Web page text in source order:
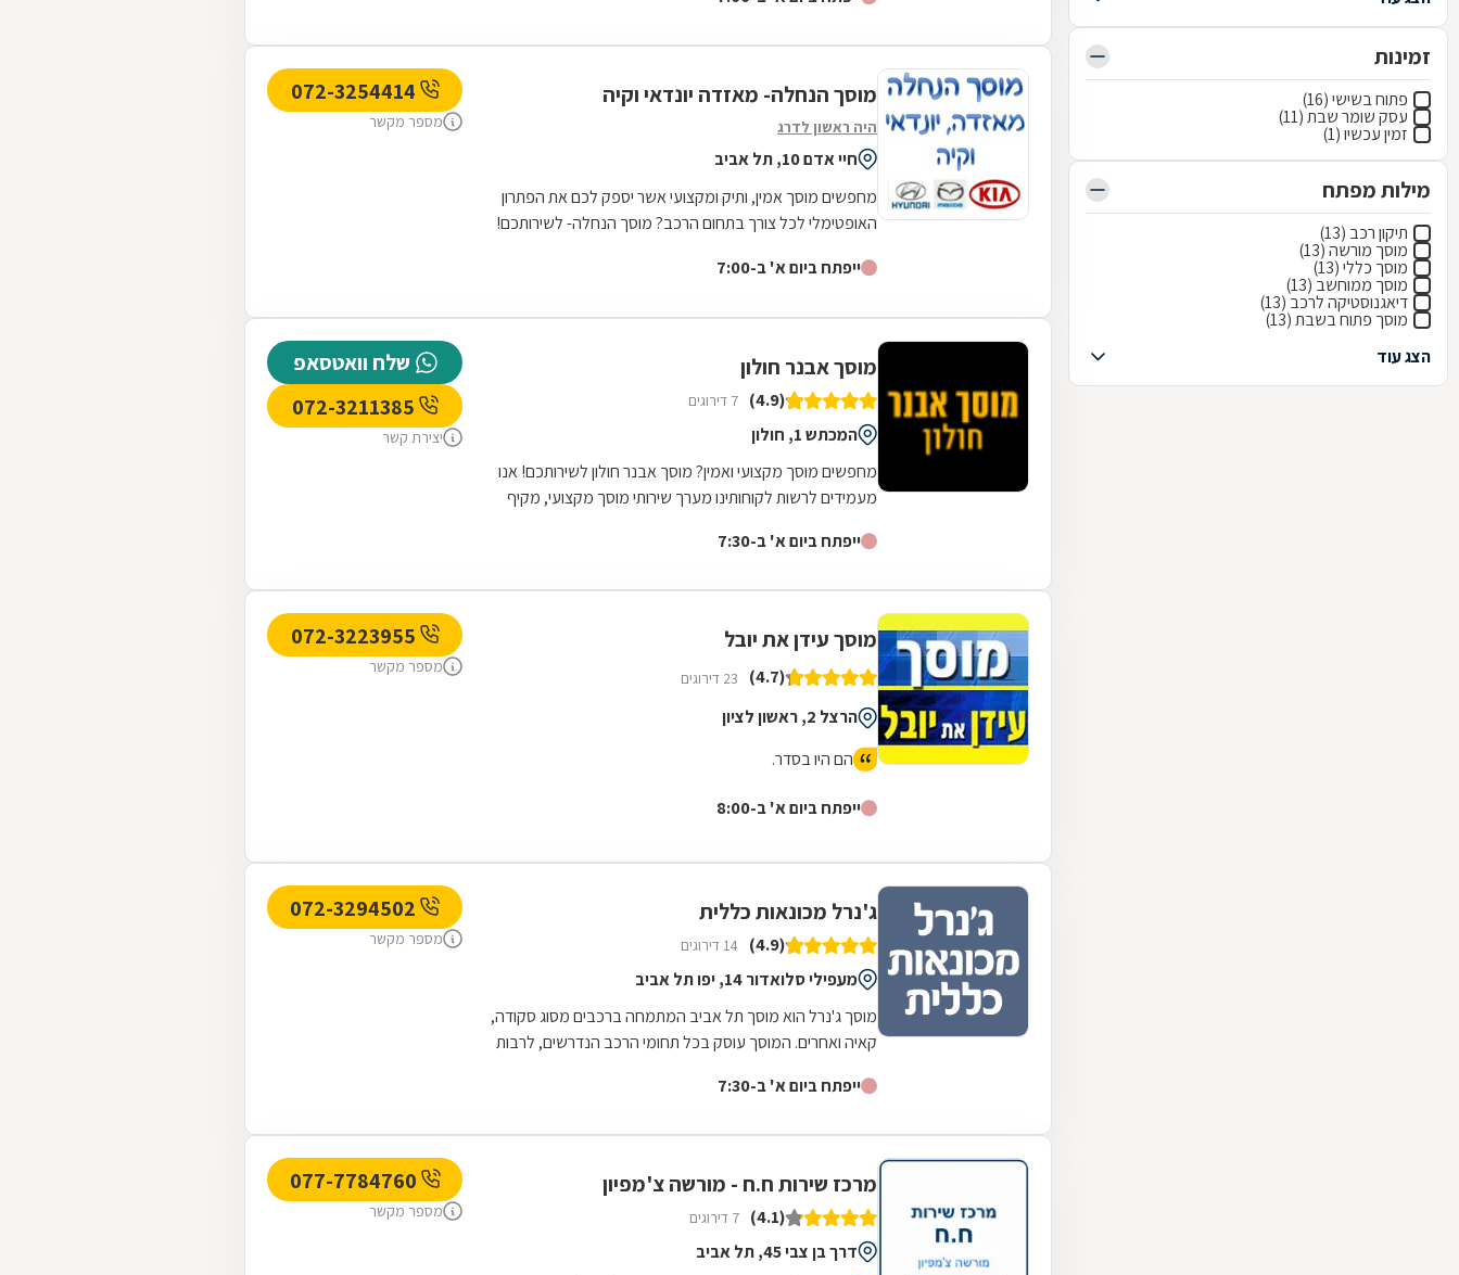
זמינות
פתוח בשישי (16)
עסק שומר שבת (11)
זמין עכשיו (1)
מילות מפתח
תיקון רכב (13)
מוסך מורשה (13)
מוסך כללי (13)
מוסך ממוחשב (13)
דיאגנוסטיקה לרכב (13)
מוסך פתוח בשבת (13)
הצג עוד
מוסך הנחלה- מאזדה יונדאי וקיה
היה ראשון לדרג
חיי אדם 10, תל אביב
מחפשים מוסך אמין, ותיק ומקצועי אשר יספק לכם את הפתרון
האופטימלי לכל צורך בתחום הרכב? מוסך הנחלה- לשירותכם!
ייפתח ביום א' ב-7:00
מספר מקשר
מוסך אבנר חולון
(4.9) 7 דירוגים
המכתש 1, חולון
מחפשים מוסך מקצועי ואמין? מוסך אבנר חולון לשירותכם! אנו
מעמידים לרשות לקוחותינו מערך שירותי מוסך מקצועי, מקיף
ייפתח ביום א' ב-7:30
שלח וואטסאפ
יצירת קשר
מוסך עידן את יובל
(4.7) 23 דירוגים
הרצל 2, ראשון לציון
הם היו בסדר.
ייפתח ביום א' ב-8:00
מספר מקשר
ג'נרל מכונאות כללית
(4.9) 14 דירוגים
מעפילי סלואדור 14, יפו תל אביב
מוסך ג'נרל הוא מוסך תל אביב המתמחה ברכבים מסוג סקודה,
קאיה ואחרים. המוסך עוסק בכל תחומי הרכב הנדרשים, לרבות
ייפתח ביום א' ב-7:30
מספר מקשר
מרכז שירות ח.ח - מורשה צ'מפיון
(4.1) 7 דירוגים
דרך בן צבי 45, תל אביב
מספר מקשר